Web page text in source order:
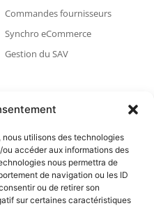
utilisons des technologies
accéder aux informations des
nous permettra de
de navigation ou les ID
ou de retirer son
sur certaines caractéristiques
Commandes fournisseurs
Synchro eCommerce
Gestion du SAV